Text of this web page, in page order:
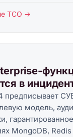
ТСО →
в
модель,
MongoDB,